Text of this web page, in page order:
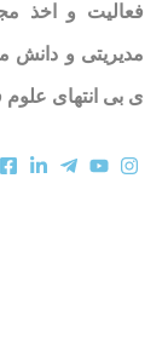
فعالیت و اخذ
مدیریتی و
ی بی انتهای